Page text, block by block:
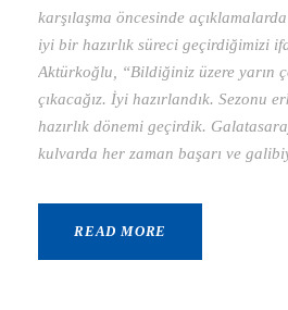
karşılaşma öncesinde
iyi bir hazırlık süreci geçirdiğimizi
Aktürkoğlu, “Bildiğiniz üzere yarın
çıkacağız. İyi hazırlandık. Sezonu
hazırlık dönemi geçirdik.
kulvarda her zaman başarı ve
READ MORE